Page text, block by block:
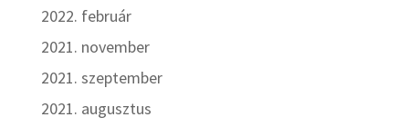
2022. február
2021. november
2021. szeptember
2021. augusztus